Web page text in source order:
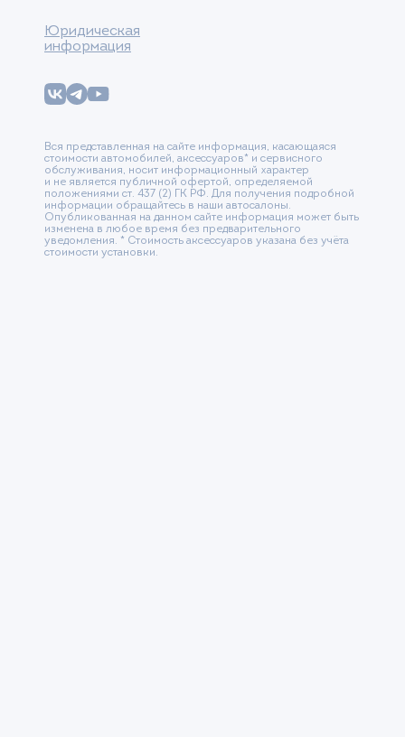
Юридическая
информация
Вся представленная на сайте информация, касающаяся
стоимости автомобилей, аксессуаров* и сервисного
обслуживания, носит информационный характер
и не является публичной офертой, определяемой
положениями ст. 437 (2) ГК РФ. Для получения подробной
информации обращайтесь в наши автосалоны.
Опубликованная на данном сайте информация может быть
изменена в любое время без предварительного
уведомления. * Стоимость аксессуаров указана без учёта
стоимости установки.